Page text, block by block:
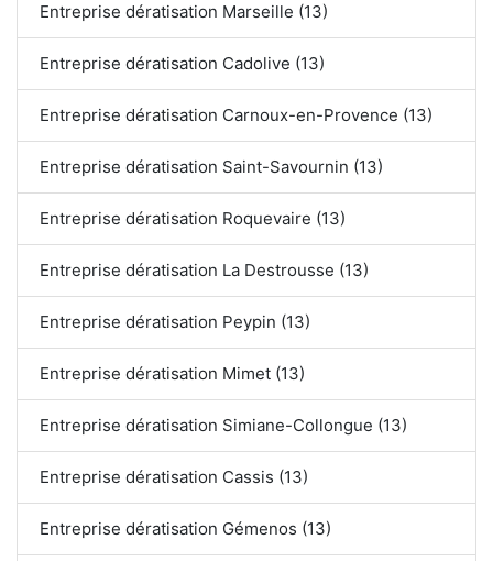
Entreprise dératisation Marseille (13)
Entreprise dératisation Cadolive (13)
Entreprise dératisation Carnoux-en-Provence (13)
Entreprise dératisation Saint-Savournin (13)
Entreprise dératisation Roquevaire (13)
Entreprise dératisation La Destrousse (13)
Entreprise dératisation Peypin (13)
Entreprise dératisation Mimet (13)
Entreprise dératisation Simiane-Collongue (13)
Entreprise dératisation Cassis (13)
Entreprise dératisation Gémenos (13)